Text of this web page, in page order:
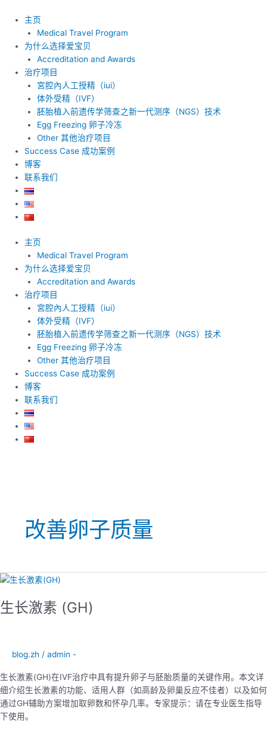
主页
Medical Travel Program
为什么选择爱宝贝
Accreditation and Awards
治疗项目
宮腔內人工授精（iui）
体外受精（IVF）
胚胎植入前遗传学筛查之新一代测序（NGS）技术
Egg Freezing 卵子冷冻
Other 其他治疗项目
Success Case 成功案例
博客
联系我们
主页
Medical Travel Program
为什么选择爱宝贝
Accreditation and Awards
治疗项目
宮腔內人工授精（iui）
体外受精（IVF）
胚胎植入前遗传学筛查之新一代测序（NGS）技术
Egg Freezing 卵子冷冻
Other 其他治疗项目
Success Case 成功案例
博客
联系我们
改善卵子质量
生长激素 (GH)
blog.zh / admin -
生长激素(GH)在IVF治疗中具有提升卵子与胚胎质量的关键作用。本文详
细介绍生长激素的功能、适用人群（如高龄及卵巢反应不佳者）以及如何
通过GH辅助方案增加取卵数和怀孕几率。专家提示：请在专业医生指导
下使用。
生
激